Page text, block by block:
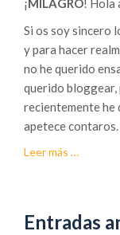
¡MILAGRO! Hola
Si os soy sincero
y para hacer
no he querido
querido bloggear,
recientemente he
apetece contaros.
Leer más …
Entradas